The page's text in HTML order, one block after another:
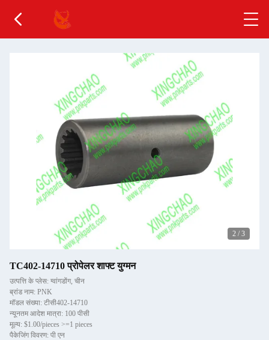
2 / 3
TC402-14710 प्रोपेलर शाफ्ट युग्मन
उत्पत्ति के प्लेस: ग्वांगडोंग, चीन
ब्रांड नाम: PNK
मॉडल संख्या: टीसी402-14710
न्यूनतम आदेश मात्रा: 100 पीसी
मूल्य: $1.00/pieces >=1 pieces
पैकेजिंग विवरण: पी एन